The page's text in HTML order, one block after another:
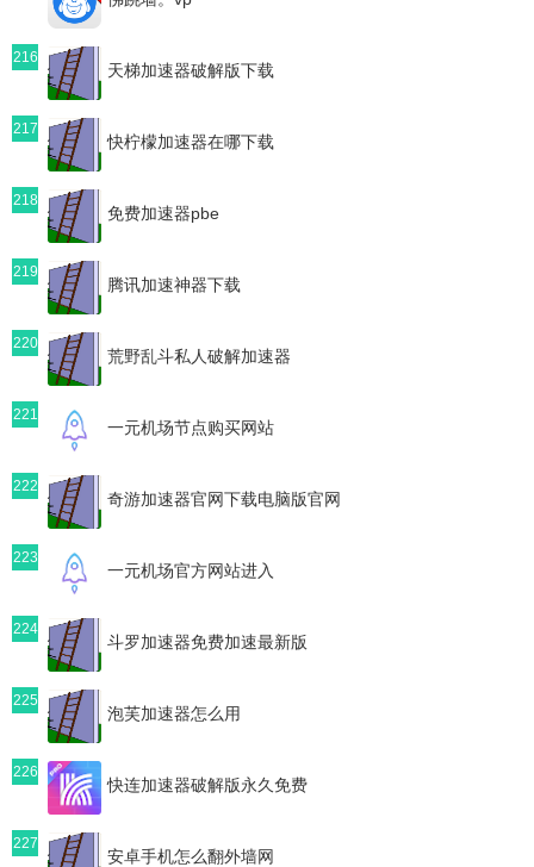
216
天梯加速器破解版下载
217
快柠檬加速器在哪下载
218
免费加速器pbe
219
腾讯加速神器下载
220
荒野乱斗私人破解加速器
221
一元机场节点购买网站
222
奇游加速器官网下载电脑版官网
223
一元机场官方网站进入
224
斗罗加速器免费加速最新版
225
泡芙加速器怎么用
226
快连加速器破解版永久免费
227
安卓手机怎么翻外墙网